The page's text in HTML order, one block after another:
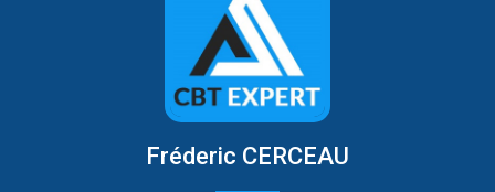
Fréderic CERCEAU